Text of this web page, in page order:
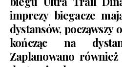
imprezy biegacze
dystansów, począwszy
kończąc na
Zaplanowano